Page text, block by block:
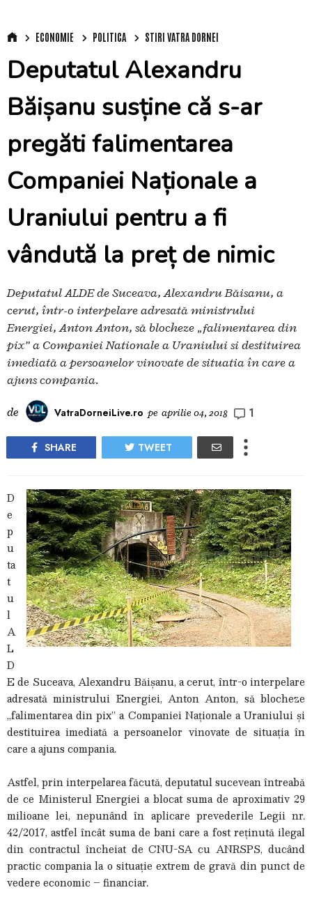
ECONOMIE POLITICA STIRI VATRA DORNEI
Deputatul Alexandru
Băișanu susține că s-ar
pregăti falimentarea
Companiei Naționale a
Uraniului pentru a fi
vândută la preț de nimic
Deputatul ALDE de Suceava, Alexandru Băișanu, a
cerut, într-o interpelare adresată ministrului
Energiei, Anton Anton, să blocheze „falimentarea din
pix” a Companiei Naționale a Uraniului și destituirea
imediată a persoanelor vinovate de situația în care a
ajuns compania.
de VatraDorneiLive.ro pe aprilie 04, 2018 1
SHARE TWEET
D
e
p
u
ta
t
u
l
A
L
D
E de Suceava, Alexandru Băișanu, a cerut, într-o interpelare
adresată ministrului Energiei, Anton Anton, să blocheze
„falimentarea din pix” a Companiei Naționale a Uraniului și
destituirea imediată a persoanelor vinovate de situația în
care a ajuns compania.
Astfel, prin interpelarea făcută, deputatul sucevean întreabă
de ce Ministerul Energiei a blocat suma de aproximativ 29
milioane lei, nepunând în aplicare prevederile Legii nr.
42/2017, astfel încât suma de bani care a fost reținută ilegal
din contractul încheiat de CNU-SA cu ANRSPS, ducând
practic compania la o situație extrem de gravă din punct de
vedere economic – financiar.